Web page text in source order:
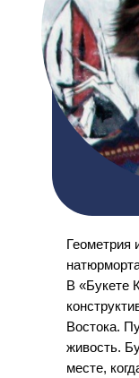
Геометрия
В «Букете
Востока.
живость.
месте,